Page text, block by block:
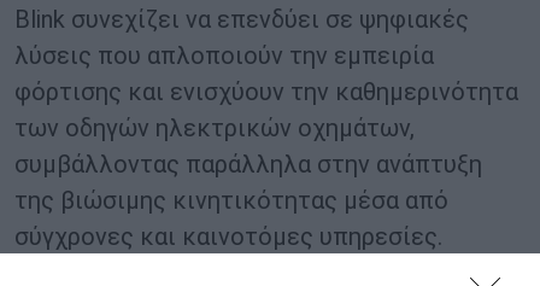
Blink συνεχίζει να επενδύει σε ψηφιακές
λύσεις που απλοποιούν την εμπειρία
φόρτισης και ενισχύουν την καθημερινότητα
των οδηγών ηλεκτρικών οχημάτων,
συμβάλλοντας παράλληλα στην ανάπτυξη
της βιώσιμης κινητικότητας μέσα από
σύγχρονες και καινοτόμες υπηρεσίες.